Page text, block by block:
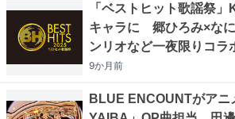
「ベストヒット歌謡祭
キャラに 郷ひろみ×な
ンリオなど一夜限りコラ
9か月前
BLUE ENCOUNTがアニ